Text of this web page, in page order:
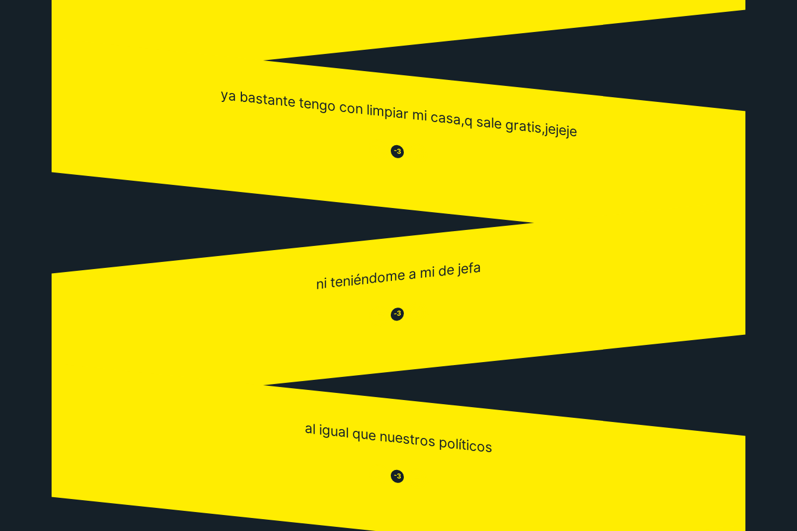
ya bastante tengo con limpiar mi casa,q sale gratis,jejeje
😒 -3 😂
ni teniéndome a mi de jefa
😒 -3 😂
al igual que nuestros políticos
😒 -3 😂